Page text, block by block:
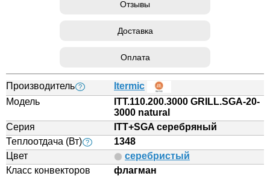
Отзывы
Доставка
Оплата
Производитель ?
Itermic
Модель
ITT.110.200.3000 GRILL.SGA-20-
3000 natural
Серия
ITT+SGA серебряный
Теплоотдача (Вт) ?
1348
Цвет
серебристый
Класс конвекторов
флагман